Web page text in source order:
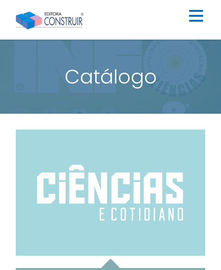
Institucional
Educação Infantil
Ensino Fundamental I
Contato
Construir Digital
Catálogo